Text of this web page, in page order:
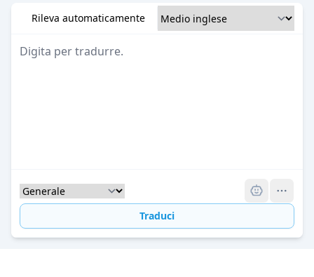
Rileva automaticamente
Traduci